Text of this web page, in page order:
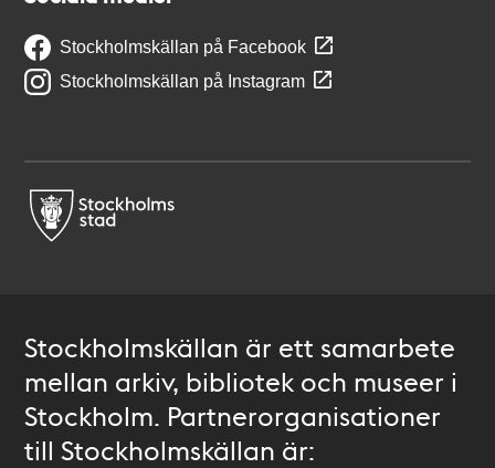
Stockholmskällan på Facebook
Stockholmskällan på Instagram
Stockholmskällan är ett samarbete
mellan arkiv, bibliotek och museer i
Stockholm. Partnerorganisationer
till Stockholmskällan är: